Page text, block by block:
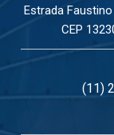
Estrada
CEP
(11)